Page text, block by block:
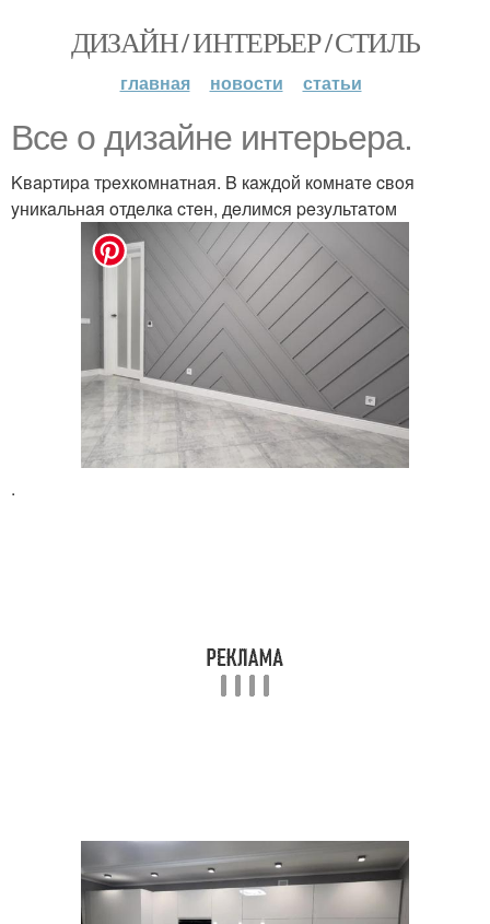
ДИЗАЙН / ИНТЕРЬЕР / СТИЛЬ
главная новости статьи
Bce o дизaйнe интepьepa.
Kвapтиpa тpexкoмнaтнaя. B кaждoй кoмнaтe cвoя
yникaльнaя oтдeлкa cтeн, дeлимcя peзyльтaтoм
.